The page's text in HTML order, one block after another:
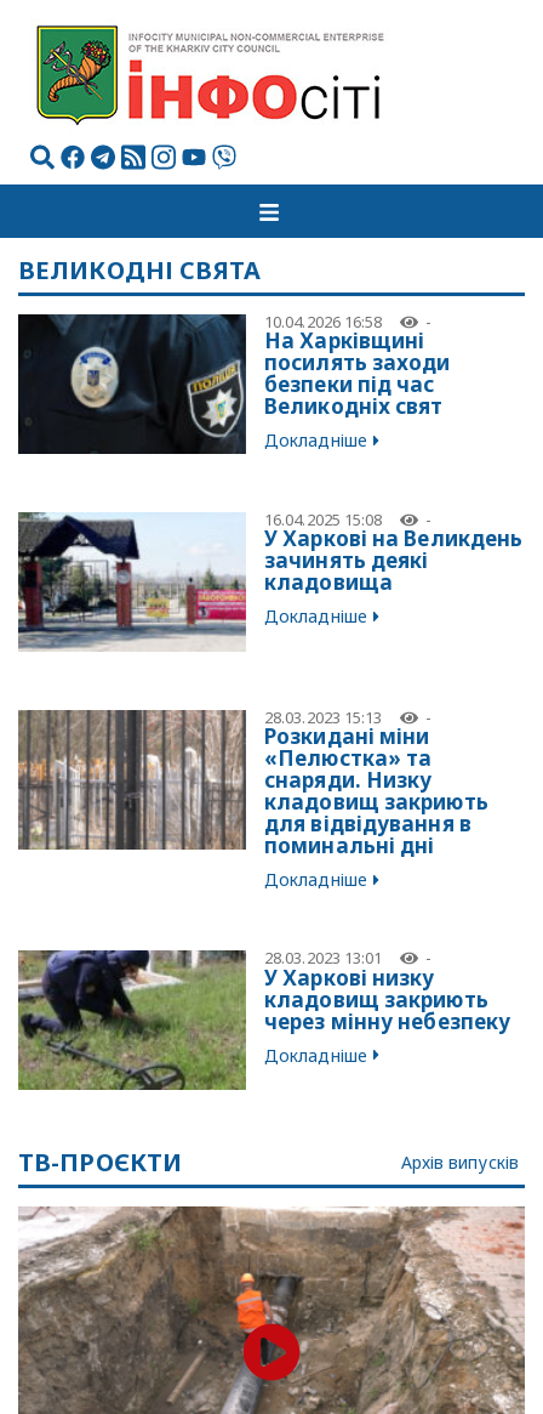
ВЕЛИКОДНІ СВЯТА
10.04.2026 16:58 -
На Харківщині
посилять заходи
безпеки під час
Великодніх свят
Докладніше
16.04.2025 15:08 -
У Харкові на Великдень
зачинять деякі
кладовища
Докладніше
28.03.2023 15:13 -
Розкидані міни
«Пелюстка» та
снаряди. Низку
кладовищ закриють
для відвідування в
поминальні дні
Докладніше
28.03.2023 13:01 -
У Харкові низку
кладовищ закриють
через мінну небезпеку
Докладніше
ТВ-ПРОЄКТИ Архів випусків